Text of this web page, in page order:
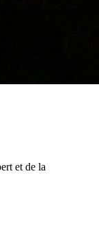
et de la